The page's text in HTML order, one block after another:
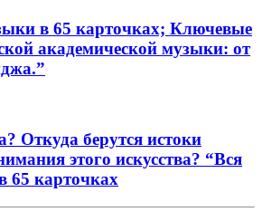
в 65 карточках; Ключевые
академической музыки: от
Откуда берутся истоки
этого искусства? “Вся
65 карточках